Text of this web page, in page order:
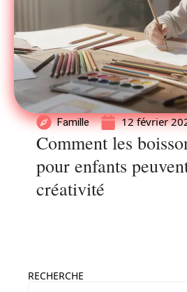
Famille 12 février
Comment les
pour enfants
créativité
RECHERCHE